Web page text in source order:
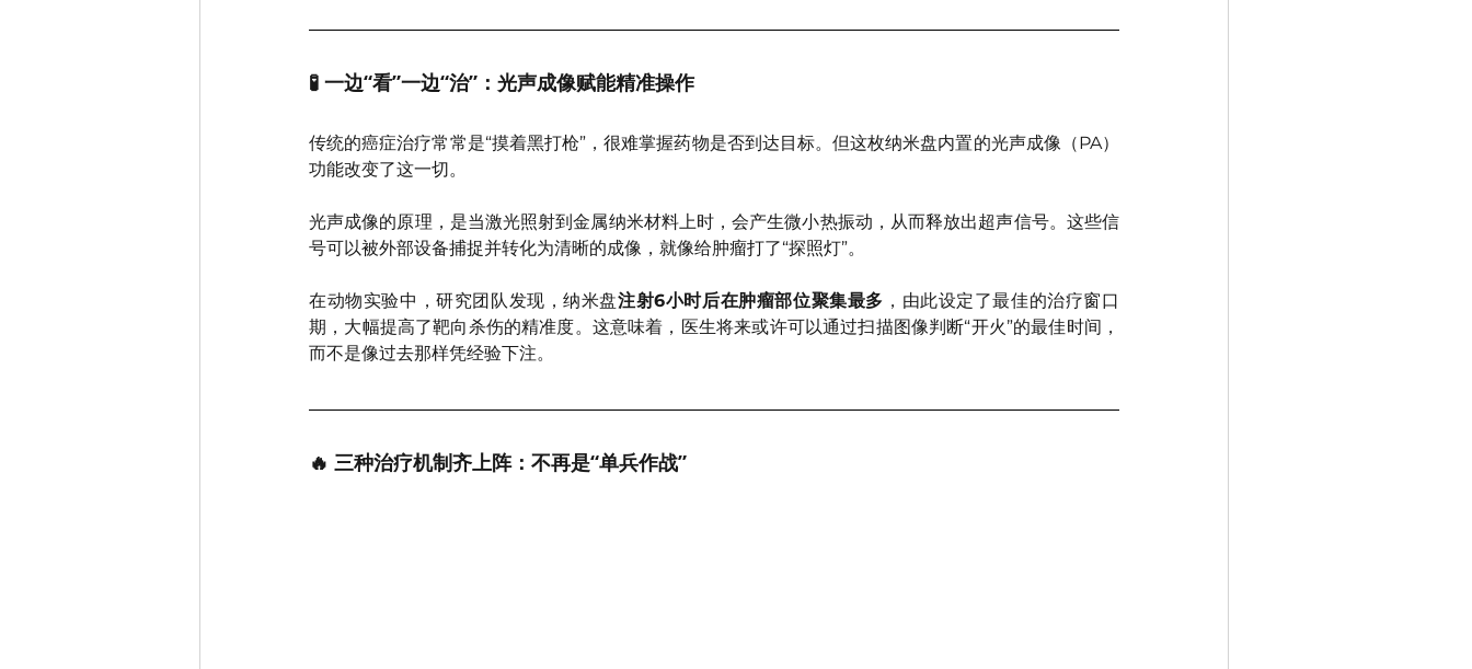
🧪 一边“看”一边“治”：光声成像赋能精准操作
传统的癌症治疗常常是“摸着黑打枪”，很难掌握药物是否到达目标。但这枚纳米盘内置的光声成像（PA）
功能改变了这一切。
光声成像的原理，是当激光照射到金属纳米材料上时，会产生微小热振动，从而释放出超声信号。这些信
号可以被外部设备捕捉并转化为清晰的成像，就像给肿瘤打了“探照灯”。
在动物实验中，研究团队发现，纳米盘注射6小时后在肿瘤部位聚集最多 ，由此设定了最佳的治疗窗口
期，大幅提高了靶向杀伤的精准度。这意味着，医生将来或许可以通过扫描图像判断“开火”的最佳时间，
而不是像过去那样凭经验下注。
🔥 三种治疗机制齐上阵：不再是“单兵作战”